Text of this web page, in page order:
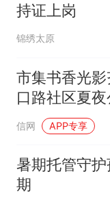
持证上岗
锦绣太原
市集书香光
口路社区夏夜
情启幕
信网 APP专享
暑期托管守
期